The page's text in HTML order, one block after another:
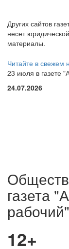
Других сайтов
несет
материалы.
Читайте в свежем
23 июля в газете
24.07.2026
газета
рабочий"
12+